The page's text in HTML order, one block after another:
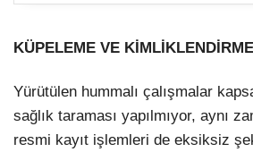
KÜPELEME VE
Yürütülen hummalı çalışmalar
sağlık taraması yapılmıyor, aynı
resmi kayıt işlemleri de eksiksiz